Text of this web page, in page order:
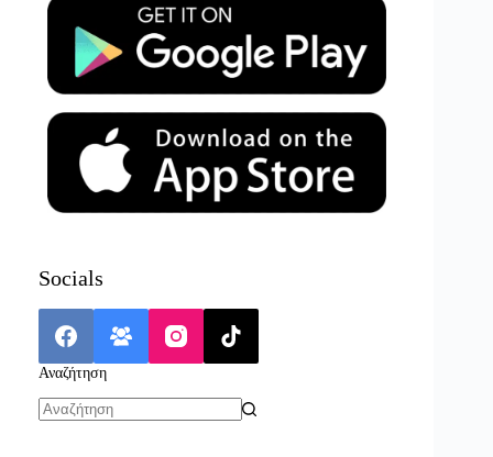
Socials
Αναζήτηση